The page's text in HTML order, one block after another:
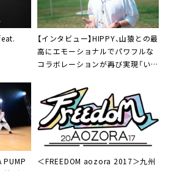
【インタビュー】HIPPY、山猿との最
高にエモーショナルでパワフルな
コラボレーションが再び実現「いま
PUMP
＜FREEDOM aozora 2017＞九州